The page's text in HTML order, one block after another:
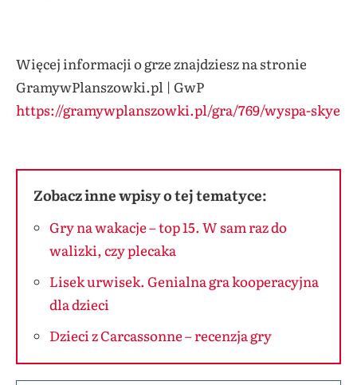
Więcej informacji o grze znajdziesz na stronie
GramywPlanszowki.pl | GwP
https://gramywplanszowki.pl/gra/769/wyspa-skye
Zobacz inne wpisy o tej tematyce:
Gry na wakacje – top 15. W sam raz do
walizki, czy plecaka
Lisek urwisek. Genialna gra kooperacyjna
dla dzieci
Dzieci z Carcassonne – recenzja gry